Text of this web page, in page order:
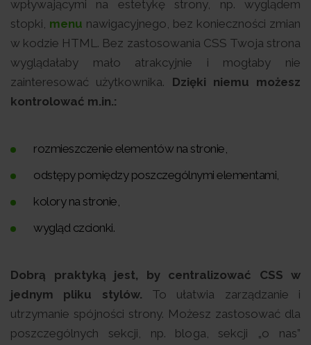
wpływającymi na estetykę strony, np. wyglądem
stopki, menu nawigacyjnego, bez konieczności zmian
w kodzie HTML. Bez zastosowania CSS Twoja strona
wyglądałaby mało atrakcyjnie i mogłaby nie
zainteresować użytkownika. Dzięki niemu możesz
kontrolować m.in.:
rozmieszczenie elementów na stronie,
odstępy pomiędzy poszczególnymi elementami,
kolory na stronie,
wygląd czcionki.
Dobrą praktyką jest, by centralizować CSS w
jednym pliku stylów. To ułatwia zarządzanie i
utrzymanie spójności strony. Możesz zastosować dla
poszczególnych sekcji, np. bloga, sekcji „o nas”